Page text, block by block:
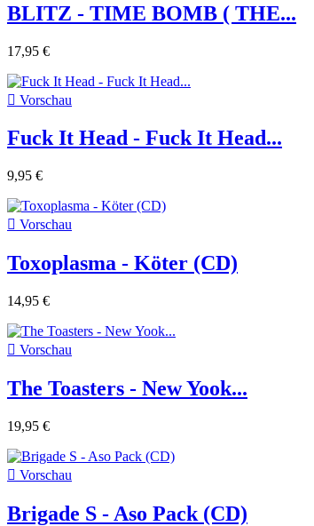
BLITZ - TIME BOMB ( THE...
17,95 €
 Vorschau
Fuck It Head - Fuck It Head...
9,95 €
 Vorschau
Toxoplasma - Köter (CD)
14,95 €
 Vorschau
The Toasters - New Yook...
19,95 €
 Vorschau
Brigade S - Aso Pack (CD)